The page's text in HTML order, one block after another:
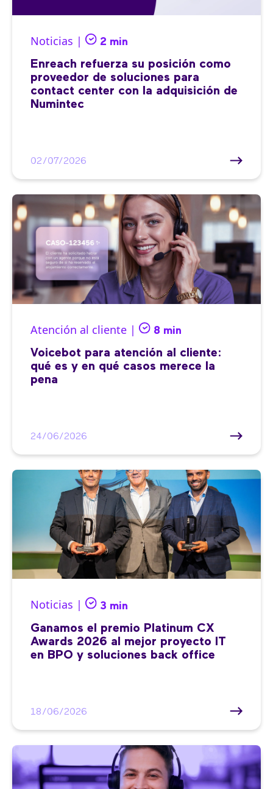
Noticias | 2 min
Enreach refuerza su posición como
proveedor de soluciones para
contact center con la adquisición de
Numintec
02/07/2026
Atención al cliente | 8 min
Voicebot para atención al cliente:
qué es y en qué casos merece la
pena
24/06/2026
Noticias | 3 min
Ganamos el premio Platinum CX
Awards 2026 al mejor proyecto IT
en BPO y soluciones back office
18/06/2026